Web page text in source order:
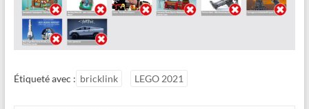
Étiqueté avec : bricklink LEGO 2021